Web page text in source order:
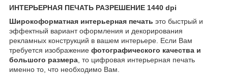
ИНТЕРЬЕРНАЯ ПЕЧАТЬ РАЗРЕШЕНИЕ 1440 dpi
Широкоформатная интерьерная печать это быстрый и
эффектный вариант оформления и декорирования
рекламных конструкций в вашем интерьере. Если Вам
требуется изображение фотографического качества и
большого размера , то цифровая интерьерная печать
именно то, что необходимо Вам.